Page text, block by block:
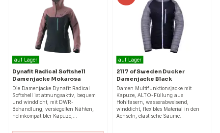
auf Lager
Dynafit Radical Softshell
Damenjacke Mokarosa
Die Damenjacke Dynafit Radical
Softshell ist atmungsaktiv, bequem
und winddicht, mit DWR-
Behandlung, versiegelten Nähten,
helmkompatibler Kapuze,…
auf Lager
2117 of Sweden Ducker
Damenjacke Black
Damen Multifunktionsjacke mit
Kapuze, ALTO-Füllung aus
Hohlfasern, wasserabweisend,
winddicht, flexibles Material in den
Achseln, elastische Säume.